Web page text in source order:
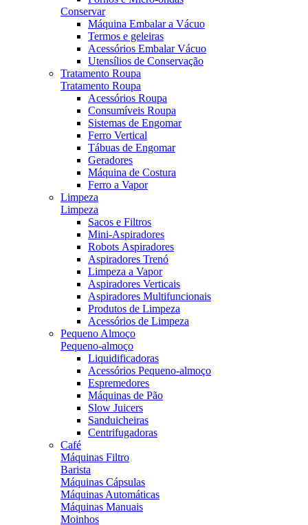
Conservar
Máquina Embalar a Vácuo
Termos e geleiras
Acessórios Embalar Vácuo
Utensílios de Conservação
Tratamento Roupa
Tratamento Roupa
Acessórios Roupa
Consumíveis Roupa
Sistemas de Engomar
Ferro Vertical
Tábuas de Engomar
Geradores
Máquina de Costura
Ferro a Vapor
Limpeza
Limpeza
Sacos e Filtros
Mini-Aspiradores
Robots Aspiradores
Aspiradores Trenó
Limpeza a Vapor
Aspiradores Verticais
Aspiradores Multifuncionais
Produtos de Limpeza
Acessórios de Limpeza
Pequeno Almoço
Pequeno-almoço
Liquidificadoras
Acessórios Pequeno-almoço
Espremedores
Máquinas de Pão
Slow Juicers
Sanduicheiras
Centrifugadoras
Café
Máquinas Filtro
Barista
Máquinas Cápsulas
Máquinas Automáticas
Máquinas Manuais
Moinhos